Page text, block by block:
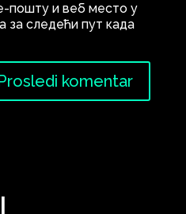
пошту и веб место у
за следећи пут када